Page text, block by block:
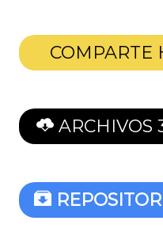
COMPARTE
ARCHIVOS